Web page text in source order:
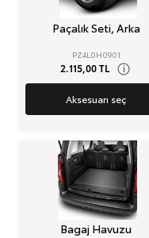
Paçalık Seti, Arka
PZ4L0H0901
2.115,00 TL i
Aksesuarı seç
Bagaj Havuzu